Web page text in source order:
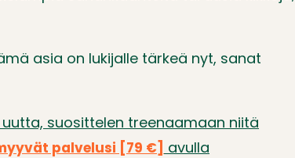
asia on lukijalle tärkeä nyt, sanat
suosittelen treenaamaan niitä
palvelusi [79 €] avulla